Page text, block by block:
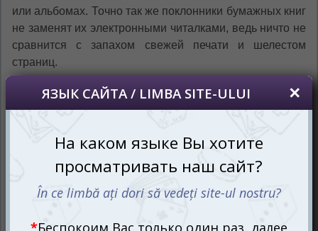
или альбомах. Точно так же поклонники бумажных книг
не заменят их электронными читалками, ведь ничто не
сравнится с запахом свежей печати и шелестом
страниц.
То же самое можно сказать и об игре в покер.
онлайн-игры. Для настоящих покерных сессий нужен
500 фишек по 11,5 г без номинала в алюминиевом
кейсе.
Для истинных любителей покера